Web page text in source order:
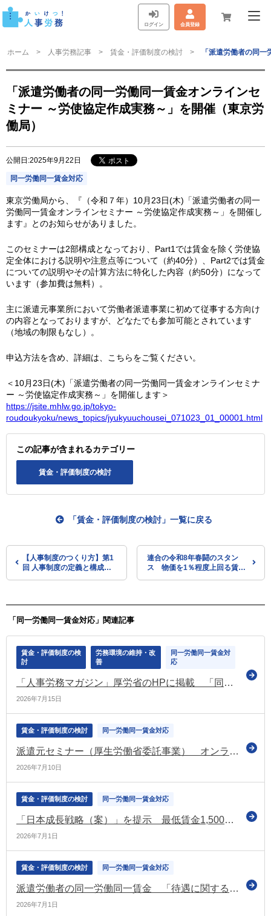
ログイン 会員登録
ホーム 人事労務記事 賃金・評価制度の検討 「派遣労働者の同
「派遣労働者の同一労働同一賃金オンラインセ
ミナー ～労使協定作成実務～」を開催（東京労
働局）
公開日:2025年9月22日
同一労働同一賃金対応
東京労働局から、『（令和７年）10月23日(木)「派遣労働者の同一
労働同一賃金オンラインセミナー ～労使協定作成実務～」を開催し
ます』とのお知らせがありました。
このセミナーは2部構成となっており、Part1では賃金を除く労使協
定全体における説明や注意点等について（約40分）、Part2では賃金
についての説明やその計算方法に特化した内容（約50分）になって
います（参加費は無料）。
主に派遣元事業所において労働者派遣事業に初めて従事する方向け
の内容となっておりますが、どなたでも参加可能とされています
（地域の制限もなし）。
申込方法を含め、詳細は、こちらをご覧ください。
＜10月23日(木)「派遣労働者の同一労働同一賃金オンラインセミナ
ー ～労使協定作成実務～」を開催します＞
https://jsite.mhlw.go.jp/tokyo-
roudoukyoku/news_topics/jyukyuuchousei_071023_01_00001.html
この記事が含まれるカテゴリー
賃金・評価制度の検討
【人事制度のつくり方】第1
回 人事制度の定義と構成要
「賃金・評価制度の検討」一覧に戻る
連合の令和8年春闘のスタン
ス 物価を1％程度上回る賃上
「同一労働同一賃金対応」関連記事
賃金・評価制度の検
討
労務環境の維持・改
善
同一労働同一賃金対
応
「人事労務マガジン」厚労省のHPに掲載 「同一労働同一賃金に関する改正省令・告示が公布されました」などの情報を掲載
2026年7月15日
賃金・評価制度の検討 同一労働同一賃金対応
派遣元セミナー（厚生労働省委託事業） オンライン等で実施 参加無料（厚労省）
2026年7月10日
賃金・評価制度の検討 同一労働同一賃金対応
「日本成長戦略（案）」を提示 最低賃金1,500円の目標は「遅くとも2030年代前半早期に達成する」と明記（日本成長戦略会議）
2026年7月1日
賃金・評価制度の検討 同一労働同一賃金対応
派遣労働者の同一労働同一賃金 「待遇に関する情報提供の例」「適正な派遣就業の確保等に関するQ＆A」などを公表（厚労省）
2026年7月1日